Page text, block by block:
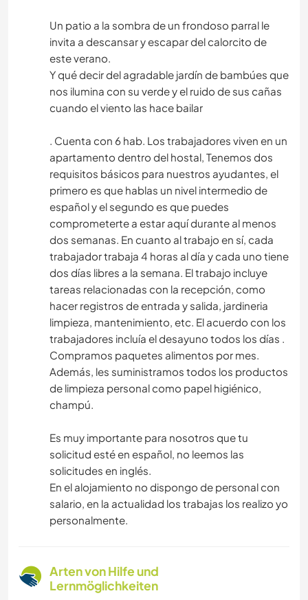
Un patio a la sombra de un frondoso parral le
invita a descansar y escapar del calorcito de
este verano.
Y qué decir del agradable jardín de bambúes que
nos ilumina con su verde y el ruido de sus cañas
cuando el viento las hace bailar
. Cuenta con 6 hab. Los trabajadores viven en un
apartamento dentro del hostal, Tenemos dos
requisitos básicos para nuestros ayudantes, el
primero es que hablas un nivel intermedio de
español y el segundo es que puedes
comprometerte a estar aquí durante al menos
dos semanas. En cuanto al trabajo en sí, cada
trabajador trabaja 4 horas al día y cada uno tiene
dos días libres a la semana. El trabajo incluye
tareas relacionadas con la recepción, como
hacer registros de entrada y salida, jardineria
limpieza, mantenimiento, etc. El acuerdo con los
trabajadores incluía el desayuno todos los días .
Compramos paquetes alimentos por mes.
Además, les suministramos todos los productos
de limpieza personal como papel higiénico,
champú.
Es muy importante para nosotros que tu
solicitud esté en español, no leemos las
solicitudes en inglés.
En el alojamiento no dispongo de personal con
salario, en la actualidad los trabajas los realizo yo
personalmente.
Arten von Hilfe und
Lernmöglichkeiten